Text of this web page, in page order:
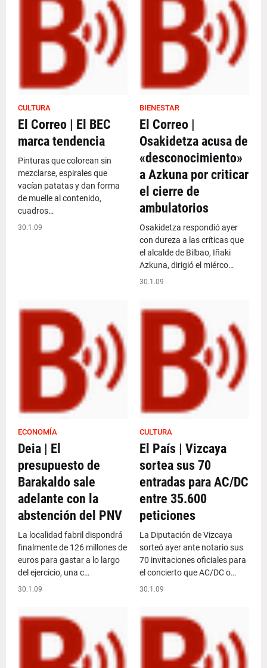
CULTURA
El Correo | El BEC
marca tendencia
Pinturas que colorean sin
mezclarse, espirales que
vacían patatas y dan forma
de muelle al contenido,
cuadros…
30.1.09
BIENESTAR
El Correo |
Osakidetza acusa de
«desconocimiento»
a Azkuna por criticar
el cierre de
ambulatorios
Osakidetza respondió ayer
con dureza a las críticas que
el alcalde de Bilbao, Iñaki
Azkuna, dirigió el miérco…
30.1.09
ECONOMÍA
Deia | El
presupuesto de
Barakaldo sale
adelante con la
abstención del PNV
La localidad fabril dispondrá
finalmente de 126 millones de
euros para gastar a lo largo
del ejercicio, una c…
30.1.09
CULTURA
El País | Vizcaya
sortea sus 70
entradas para AC/DC
entre 35.600
peticiones
La Diputación de Vizcaya
sorteó ayer ante notario sus
70 invitaciones oficiales para
el concierto que AC/DC o…
30.1.09